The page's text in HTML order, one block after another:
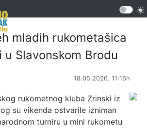
mladih rukometašica
u Slavonskom Brodu
18.05.2026. 11:16h
rukometnog kluba Zrinski iz
su vikenda ostvarile izniman
turniru u mini rukometu